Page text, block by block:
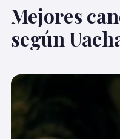
Mejores
según